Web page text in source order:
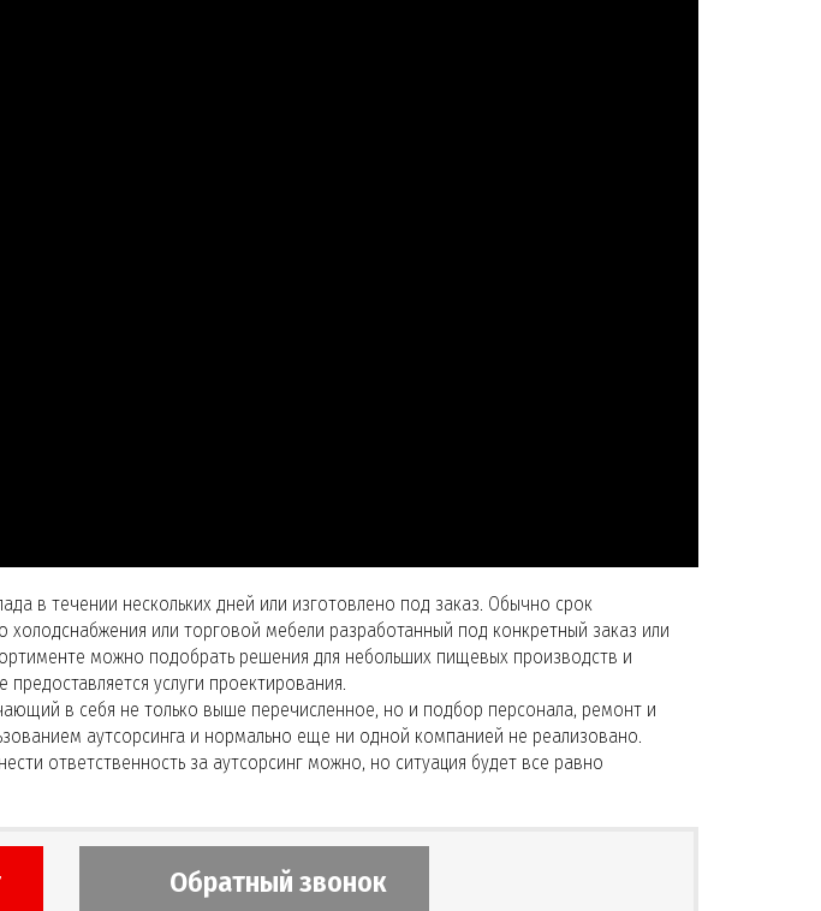
в течении нескольких дней или изготовлено под заказ. Обычно срок
или торговой мебели разработанный под конкретный заказ или
можно подобрать решения для небольших пищевых производств и
услуги проектирования.
в себя не только выше перечисленное, но и подбор персонала, ремонт и
аутсорсинга и нормально еще ни одной компанией не реализовано.
ответственность за аутсорсинг можно, но ситуация будет все равно
Обратный звонок